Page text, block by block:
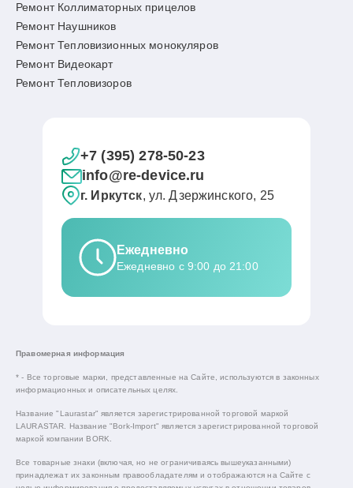
Ремонт Коллиматорных прицелов
Ремонт Наушников
Ремонт Тепловизионных монокуляров
Ремонт Видеокарт
Ремонт Тепловизоров
+7 (395) 278-50-23
info@re-device.ru
г. Иркутск, ул. Дзержинского, 25
Ежедневно
Ежедневно с 9:00 до 21:00
Правомерная информация
* - Все торговые марки, представленные на Сайте, используются в законных
информационных и описательных целях.
Название "Laurastar" является зарегистрированной торговой маркой
LAURASTAR. Название "Bork-Import" является зарегистрированной торговой
маркой компании BORK.
Все товарные знаки (включая, но не ограничиваясь вышеуказанными)
принадлежат их законным правообладателям и отображаются на Сайте с